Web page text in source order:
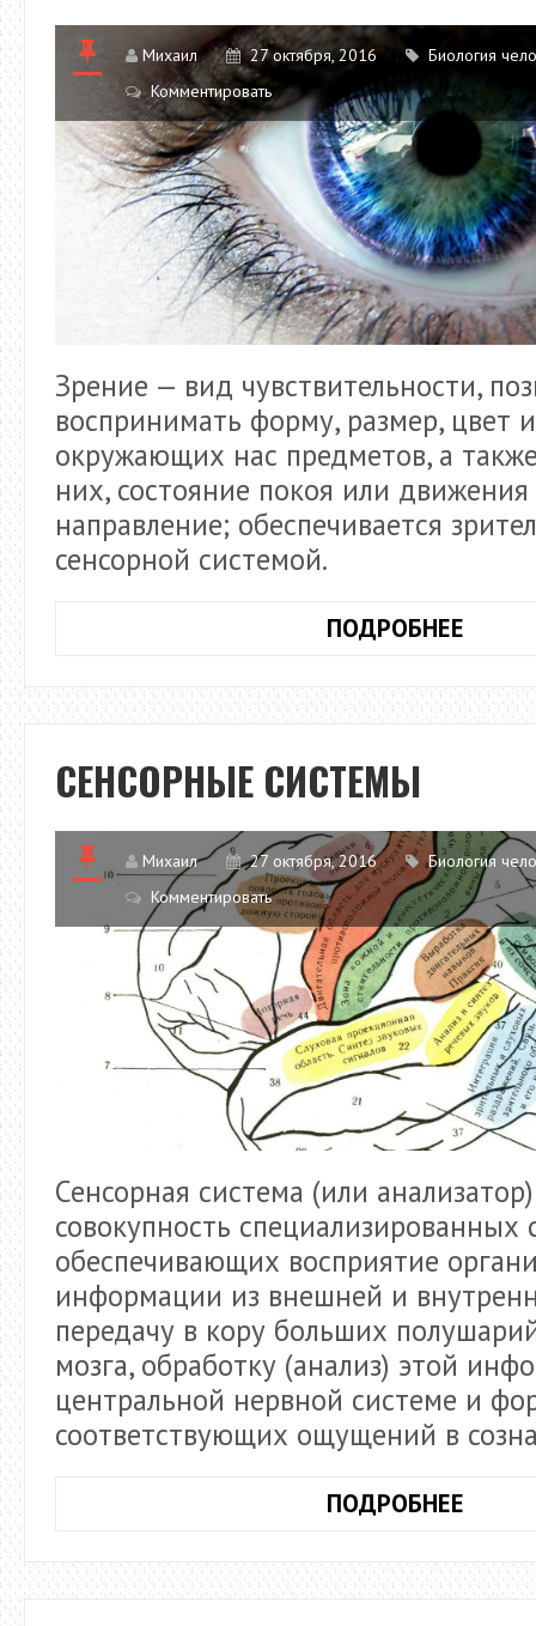
Михаил 27 октября, 2016
Биология
Комментировать
Зрение — вид чувствительности,
воспринимать форму, размер, цвет
окружающих нас предметов, а
них, состояние покоя или движения
направление; обеспечивается
сенсорной системой.
ПОДРОБНЕЕ
СЕНСОРНЫЕ СИСТЕМЫ
Михаил 27 октября, 2016
Биология
Комментировать
Сенсорная система (или
совокупность специализированных
обеспечивающих восприятие
информации из внешней и
передачу в кору больших
мозга, обработку (анализ) этой
центральной нервной системе и
соответствующих ощущений в
ПОДРОБНЕЕ